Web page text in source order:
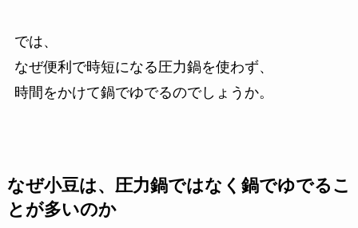
では、
なぜ便利で時短になる圧力鍋を使わず、
時間をかけて鍋でゆでるのでしょうか。
なぜ小豆は、圧力鍋ではなく鍋でゆでるこ
とが多いのか